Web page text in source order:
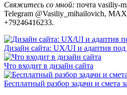
Свяжитесь со мной: почта vasiliy-
Telegram @Vasiliy_mihailovich,
+79246416233.
Дизайн сайта: UX/UI и адаптив
Что входит в дизайн сайта
Бесплатный разбор задачи и смета